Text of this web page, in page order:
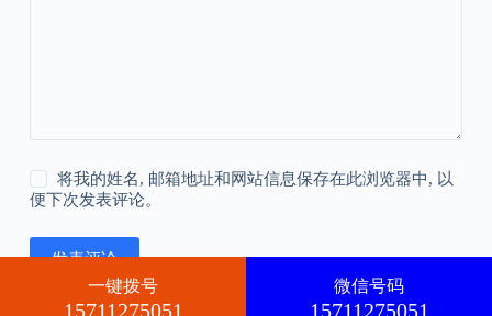
将我的姓名, 邮箱地址和网站信息保存在此浏览器中, 以
便下次发表评论。
发表评论
一键拨号
15711275051
微信号码
15711275051